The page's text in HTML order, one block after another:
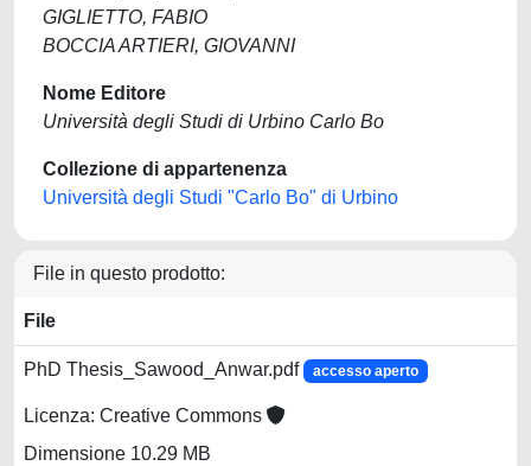
GIGLIETTO, FABIO
BOCCIA ARTIERI, GIOVANNI
Nome Editore
Università degli Studi di Urbino Carlo Bo
Collezione di appartenenza
Università degli Studi "Carlo Bo" di Urbino
File in questo prodotto:
File
PhD Thesis_Sawood_Anwar.pdf accesso aperto
Licenza: Creative Commons
Dimensione 10.29 MB